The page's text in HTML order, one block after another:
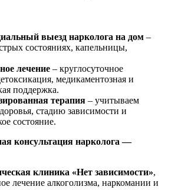
выезд нарколога на дом –
состояниях, капельницы,
лечение – круглосуточное
медикаментозная и
поддержка.
терапия – учитываем
стадию зависимости и
состояние.
консультация нарколога —
клиника «Нет зависимости»,
лечение алкоголизма, наркомании и